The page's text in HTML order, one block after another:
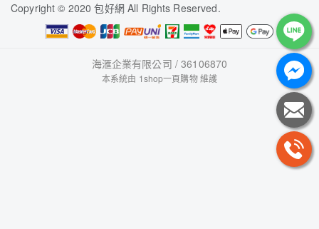
Copyright© 2020 包好網 All Rights Reserved.
海滙企業有限公司 / 36106870
本系統由 1shop一頁購物維護